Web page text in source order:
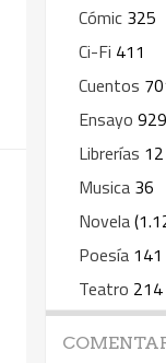
Cómic 325
Ci-Fi 411
Cuentos
Ensayo 929
Librerías 12
Musica 36
Novela
Poesía 141
Teatro 214